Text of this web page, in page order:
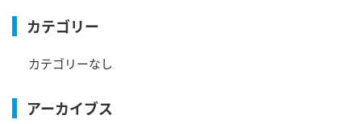
カテゴリー
カテゴリーなし
アーカイブス